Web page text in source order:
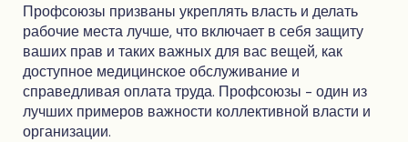
Профсоюзы призваны укреплять власть и делать
рабочие места лучше, что включает в себя защиту
ваших прав и таких важных для вас вещей, как
доступное медицинское обслуживание и
справедливая оплата труда. Профсоюзы - один из
лучших примеров важности коллективной власти и
организации.